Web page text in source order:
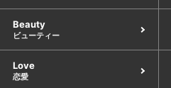
Beauty
ビューティー
Love
恋愛